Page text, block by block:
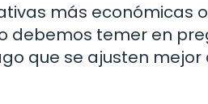
más económicas
debemos temer en
que se ajusten mejor